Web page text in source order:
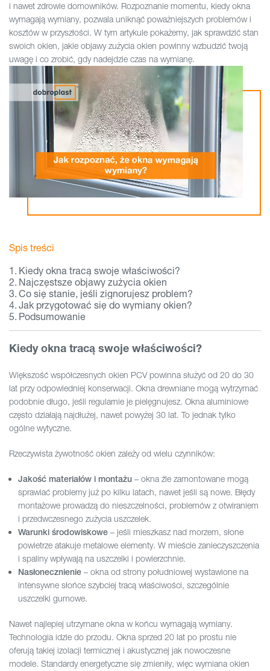
i nawet zdrowie domowników. Rozpoznanie momentu, kiedy okna
wymagają wymiany, pozwala uniknąć poważniejszych problemów i
kosztów w przyszłości. W tym artykule pokażemy, jak sprawdzić stan
swoich okien, jakie objawy zużycia okien powinny wzbudzić twoją
uwagę i co zrobić, gdy nadejdzie czas na wymianę.
Spis treści
Kiedy okna tracą swoje właściwości?
Najczęstsze objawy zużycia okien
Co się stanie, jeśli zignorujesz problem?
Jak przygotować się do wymiany okien?
Podsumowanie
Kiedy okna tracą swoje właściwości?
Większość współczesnych okien PCV powinna służyć od 20 do 30
lat przy odpowiedniej konserwacji. Okna drewniane mogą wytrzymać
podobnie długo, jeśli regularnie je pielęgnujesz. Okna aluminiowe
często działają najdłużej, nawet powyżej 30 lat. To jednak tylko
ogólne wytyczne.
Rzeczywista żywotność okien zależy od wielu czynników:
Jakość materiałów i montażu – okna źle zamontowane mogą
sprawiać problemy już po kilku latach, nawet jeśli są nowe. Błędy
montażowe prowadzą do nieszczelności, problemów z otwiraniem
i przedwczesnego zużycia uszczelek.
Warunki środowiskowe – jeśli mieszkasz nad morzem, słone
powietrze atakuje metalowe elementy. W mieście zanieczyszczenia
i spaliny wpływają na uszczelki i powierzchnie.
Nasłonecznienie – okna od strony południowej wystawione na
intensywne słońce szybciej tracą właściwości, szczególnie
uszczelki gumowe.
Nawet najlepiej utrzymane okna w końcu wymagają wymiany.
Technologia idzie do przodu. Okna sprzed 20 lat po prostu nie
oferują takiej izolacji termicznej i akustycznej jak nowoczesne
modele. Standardy energetyczne się zmieniły, więc wymiana okien